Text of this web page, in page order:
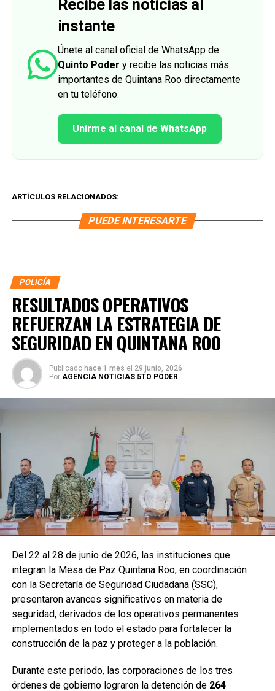
Recibe las noticias al
instante
Únete al canal oficial de WhatsApp de
Quinto Poder y recibe las noticias más
importantes de Quintana Roo directamente
en tu teléfono.
Unirme al canal de WhatsApp
ARTÍCULOS RELACIONADOS:
PUEDE INTERESARTE
POLICÍA
RESULTADOS OPERATIVOS
REFUERZAN LA ESTRATEGIA DE
SEGURIDAD EN QUINTANA ROO
Publicado hace 1 mes el 29 junio, 2026
Por AGENCIA NOTICIAS 5TO PODER
Del 22 al 28 de junio de 2026, las instituciones que
integran la Mesa de Paz Quintana Roo, en coordinación
con la Secretaría de Seguridad Ciudadana (SSC),
presentaron avances significativos en materia de
seguridad, derivados de los operativos permanentes
implementados en todo el estado para fortalecer la
construcción de la paz y proteger a la población.
Durante este periodo, las corporaciones de los tres
órdenes de gobierno lograron la detención de 264